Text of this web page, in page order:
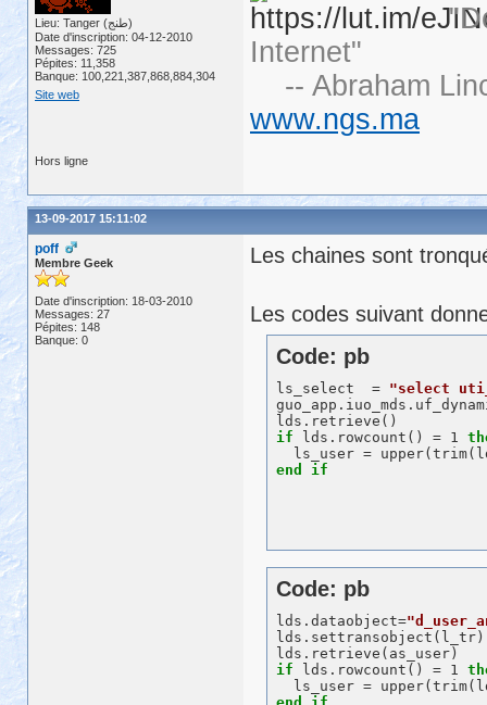
Lieu: Tanger (طنج)
Date d'inscription: 04-12-2010
Messages: 725
Pépites: 11,358
Banque: 100,221,387,868,884,304
Site web
Internet"
-- Abraham
www.ngs.ma
Hors ligne
13-09-2017 15:11:02
poff
Membre Geek
Date d'inscription: 18-03-2010
Messages: 27
Pépites: 148
Banque: 0
Les chaines sont
Les codes suivant
Code: pb
ls_select  = "select
if lds.rowcount() = 1
ls_user =
end
if
Code: pb
lds.dataobject=
lds.settransobject(l_tr)
if lds.rowcount() = 1
ls_user =